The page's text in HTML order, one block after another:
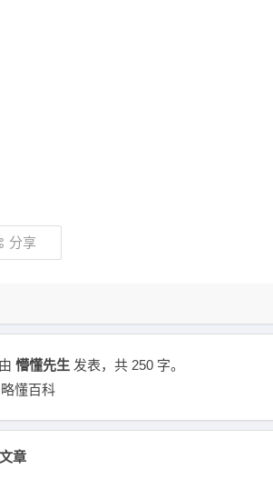
分享
懵懂先生 发表，共 250 字。
懂百科
章